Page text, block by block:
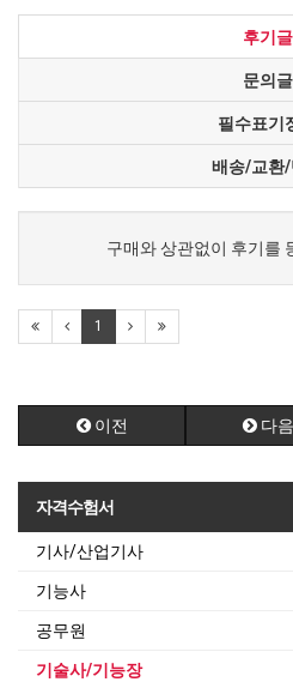
후기글
문의글
필수표기
배송/교환
구매와 상관없이 후기를
1
이전 다음
자격수험서
기사/산업기사
기능사
공무원
기술사/기능장